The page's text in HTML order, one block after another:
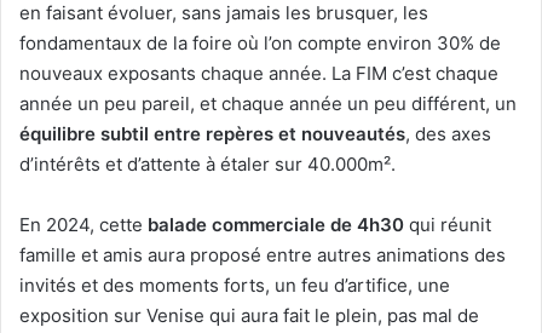
en faisant évoluer, sans jamais les brusquer, les
fondamentaux de la foire où l’on compte environ 30% de
nouveaux exposants chaque année. La FIM c’est chaque
année un peu pareil, et chaque année un peu différent, un
équilibre subtil entre repères et nouveautés, des axes
d’intérêts et d’attente à étaler sur 40.000m².
En 2024, cette balade commerciale de 4h30 qui réunit
famille et amis aura proposé entre autres animations des
invités et des moments forts, un feu d’artifice, une
exposition sur Venise qui aura fait le plein, pas mal de